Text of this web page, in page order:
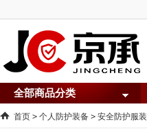
全部商品分类
首页 > 个人防护装备 > 安全防护服装